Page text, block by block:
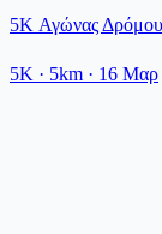
5K Αγώνας Δρόμου
5K · 5km · 16 Μαρ